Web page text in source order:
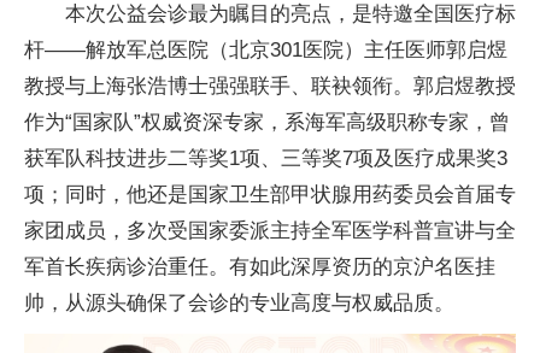
本次公益会诊最为瞩目的亮点，是特邀全国医疗标
杆——解放军总医院（北京301医院） 主任医师郭启煜
教授与上海张浩博士强强联手、联袂领衔。郭启煜教授
作为“国家队”权威资深专家，系海军高级职称专家，曾
获军队科技进步二等奖1项、三等奖7项及医疗成果奖3
项；同时，他还是国家卫生部甲状腺用药委员会首届专
家团成员，多次受国家委派主持全军医学科普宣讲与全
军首长疾病诊治重任。有如此深厚资历的京沪名医挂
帅，从源头确保了会诊的专业高度与权威品质。